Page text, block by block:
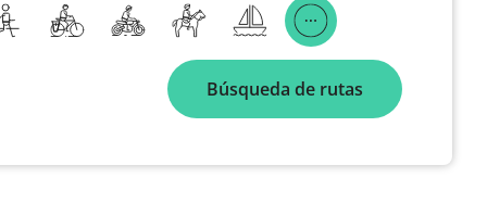
Búsqueda de rutas